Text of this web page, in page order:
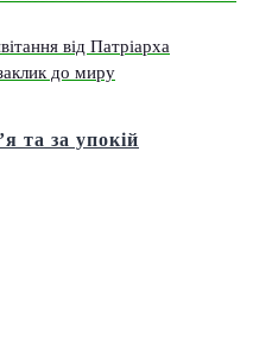
та за упокій
від Патріарха
до миру